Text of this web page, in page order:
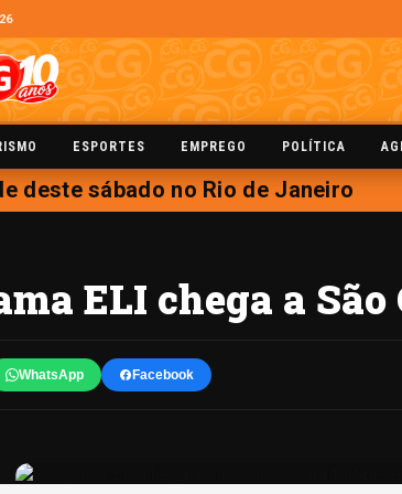
ESPORTES EMPREGO POLÍTICA
deste sábado no Rio de Janeiro
ELI chega a
WhatsApp Facebook